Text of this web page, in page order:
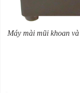
Máy mài mũi khoan